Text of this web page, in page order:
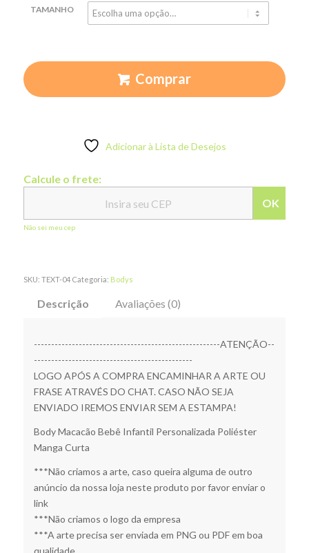
TAMANHO
Comprar
Adicionar à Lista de Desejos
Calcule o frete:
OK
Não sei meu cep
SKU: TEXT-04 Categoria: Bodys
Descrição Avaliações (0)
------------------------------------------------------ATENÇÃO--
----------------------------------------------
LOGO APÓS A COMPRA ENCAMINHAR A ARTE OU
FRASE ATRAVÉS DO CHAT. CASO NÃO SEJA
ENVIADO IREMOS ENVIAR SEM A ESTAMPA!
Body Macacão Bebê Infantil Personalizada Poliéster
Manga Curta
***Não criamos a arte, caso queira alguma de outro
anúncio da nossa loja neste produto por favor enviar o
link
***Não criamos o logo da empresa
***A arte precisa ser enviada em PNG ou PDF em boa
qualidade